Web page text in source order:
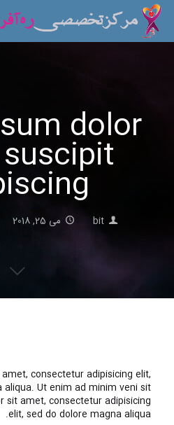
dolor
bit می 25, 2018
consectetur adipisicing elit,
aliqua. Ut enim ad minim veni sit
sit amet, consectetur adipisicing
elit, sed do dolore magna aliqua.